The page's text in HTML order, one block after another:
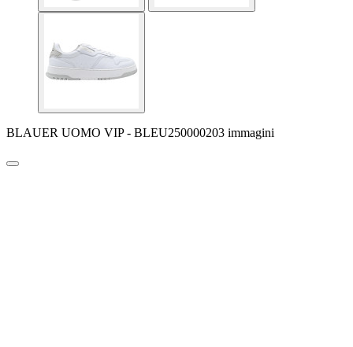
BLAUER UOMO VIP - BLEU250000203 immagini